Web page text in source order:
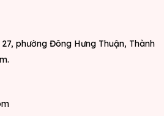
phường Đông Hưng Thuận, Thành